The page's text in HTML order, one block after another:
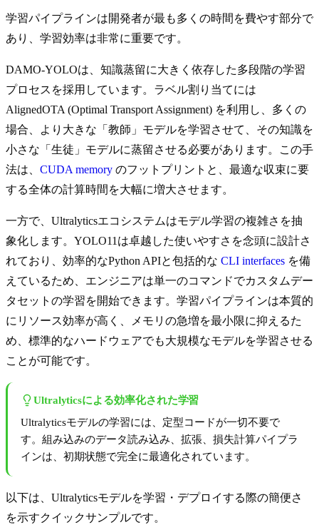
学習パイプラインは開発者が最も多くの時間を費やす部分で
あり、学習効率は非常に重要です。
DAMO-YOLOは、知識蒸留に大きく依存した多段階の学習
プロセスを採用しています。ラベル割り当てには
AlignedOTA (Optimal Transport Assignment) を利用し、多くの
場合、より大きな「教師」モデルを学習させて、その知識を
小さな「生徒」モデルに蒸留させる必要があります。この手
法は、 CUDA memory のフットプリントと、最適な収束に要
する全体の計算時間を大幅に増大させます。
一方で、Ultralyticsエコシステムはモデル学習の複雑さを抽
象化します。YOLO11は卓越した使いやすさを念頭に設計さ
れており、効率的なPython APIと包括的な CLI interfaces を備
えているため、エンジニアは単一のコマンドでカスタムデー
タセットの学習を開始できます。学習パイプラインは本質的
にリソース効率が高く、メモリの急増を最小限に抑えるた
め、標準的なハードウェアでも大規模なモデルを学習させる
ことが可能です。
Ultralyticsによる効率化された学習
Ultralyticsモデルの学習には、定型コードが一切不要で
す。組み込みのデータ読み込み、拡張、損失計算パイプラ
インは、初期状態で完全に最適化されています。
以下は、Ultralyticsモデルを学習・デプロイする際の簡便さ
を示すクイックサンプルです。